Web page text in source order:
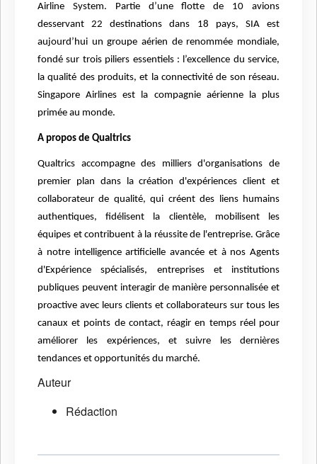
Airline System. Partie d’une flotte de 10 avions
desservant 22 destinations dans 18 pays, SIA est
aujourd’hui un groupe aérien de renommée mondiale,
fondé sur trois piliers essentiels : l’excellence du service,
la qualité des produits, et la connectivité de son réseau.
Singapore Airlines est la compagnie aérienne la plus
primée au monde.
A propos de Qualtrics
Qualtrics accompagne des milliers d'organisations de
premier plan dans la création d'expériences client et
collaborateur de qualité, qui créent des liens humains
authentiques, fidélisent la clientèle, mobilisent les
équipes et contribuent à la réussite de l'entreprise. Grâce
à notre intelligence artificielle avancée et à nos Agents
d'Expérience spécialisés, entreprises et institutions
publiques peuvent interagir de manière personnalisée et
proactive avec leurs clients et collaborateurs sur tous les
canaux et points de contact, réagir en temps réel pour
améliorer les expériences, et suivre les dernières
tendances et opportunités du marché.
Auteur
Rédaction